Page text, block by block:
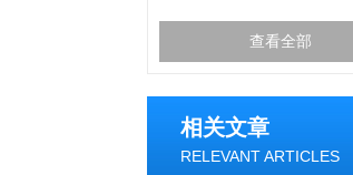
查看全部
相关文章
RELEVANT ARTICLES